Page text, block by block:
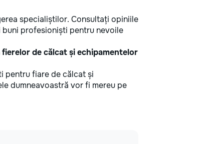
specialiștilor. Consultați opiniile
profesioniști pentru nevoile
de călcat și echipamentelor
pentru fiare de călcat și
dumneavoastră vor fi mereu pe